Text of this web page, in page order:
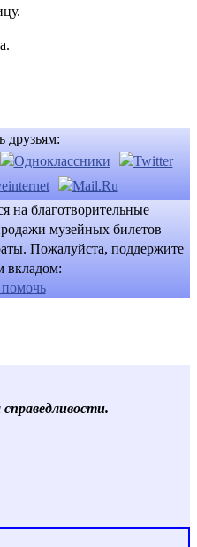
друзьям:
на благотворительные
музейных билетов
Пожалуйста, поддержите
вкладом: